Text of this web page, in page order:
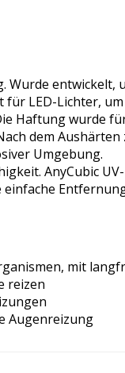
Wurde entwickelt,
für LED-Lichter,
Haftung wurde
dem
Umgebung.
AnyCubic
einfache
mit
reizen
Augenreizung